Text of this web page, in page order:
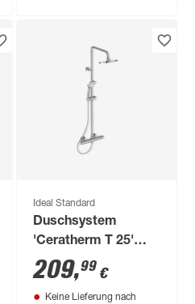
Ideal Standard
Duschsystem
'Ceratherm T 25'
chromfarben 115
cm, mit Thermostat
209,99 €
Keine Lieferung nach